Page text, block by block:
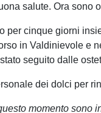
salute. Ora sono
per cinque giorni
in Valdinievole e
seguito dalle
dei dolci per
momento